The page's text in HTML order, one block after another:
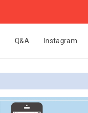
Q&A Instagram